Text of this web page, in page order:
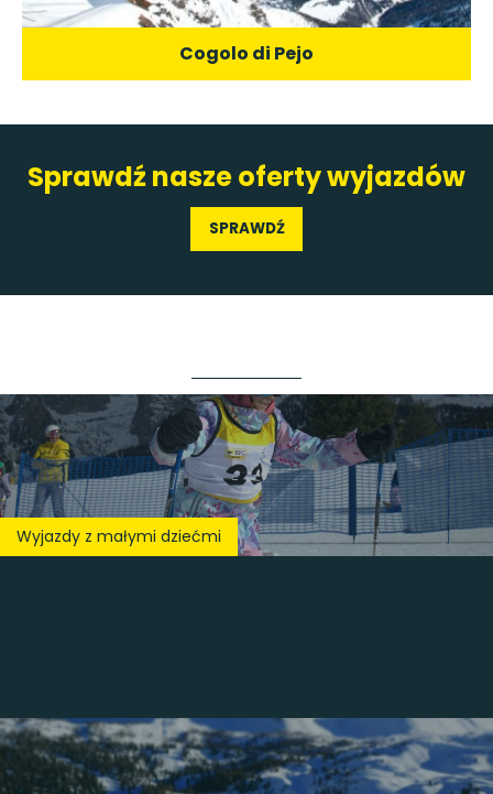
Cogolo di Pejo
Sprawdź nasze oferty wyjazdów
SPRAWDŹ
Wyjazdy z małymi dziećmi